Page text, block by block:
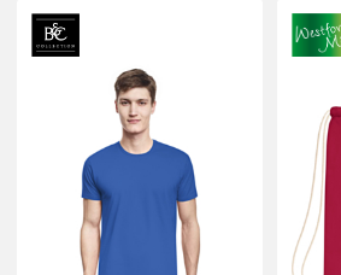
PRINT ON DEMAND
TEAMBUILDING
HANDWERK
ZAHNARZTPRAXIS